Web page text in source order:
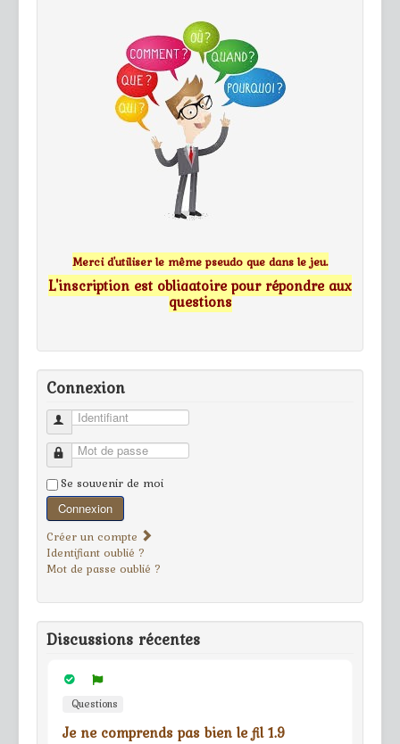
Merci d'utiliser le même pseudo que dans le jeu.
L'inscription est obligatoire pour répondre aux
questions
Connexion
Identifiant
Mot de passe
Se souvenir de moi
Connexion
Créer un compte
Identifiant oublié ?
Mot de passe oublié ?
Discussions récentes
Questions
Je ne comprends pas bien le fil 1.9